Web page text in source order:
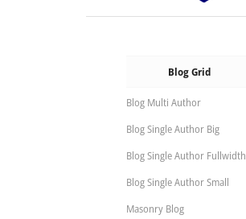
Blog Grid
Blog Multi Author
Blog Single Author Big
Blog Single Author Fullwidth
Blog Single Author Small
Masonry Blog